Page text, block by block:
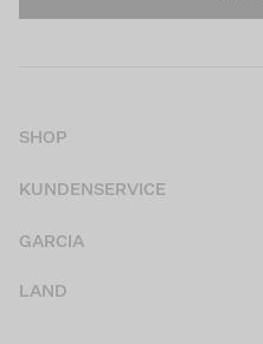
SHOP
Jungen Teens
KUNDENSERVICE
GARCIA
LAND